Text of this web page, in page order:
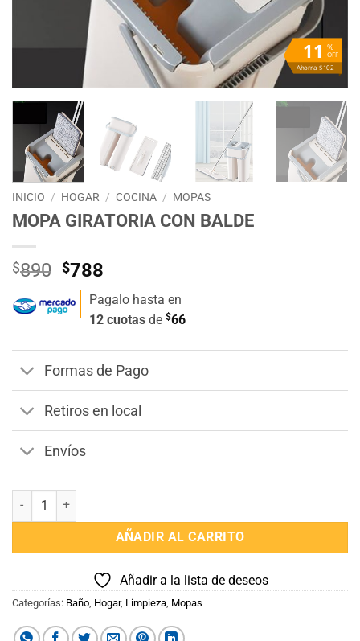
%
OFF
11
Ahorra $102
INICIO / HOGAR / COCINA / MOPAS
MOPA GIRATORIA CON BALDE
$890 El
precio
original
era:
$890.
$788
precio
actual
es:
$788.
Pagalo hasta en
12 cuotas de $66
Formas de Pago
Retiros en local
Envíos
MOPA GIRATORIA CON BALDE cantidad
AÑADIR AL CARRITO
Añadir a la lista de deseos
Categorías: Baño Hogar, Limpieza Mopas